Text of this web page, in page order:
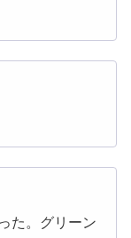
た。グリーン